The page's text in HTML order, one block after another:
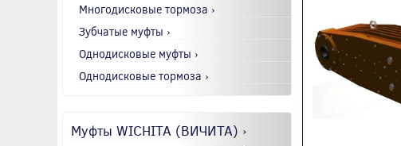
Многодисковые тормоза ›
Зубчатые муфты ›
Однодисковые муфты ›
Однодисковые тормоза ›
Муфты WICHITA (ВИЧИТА) ›